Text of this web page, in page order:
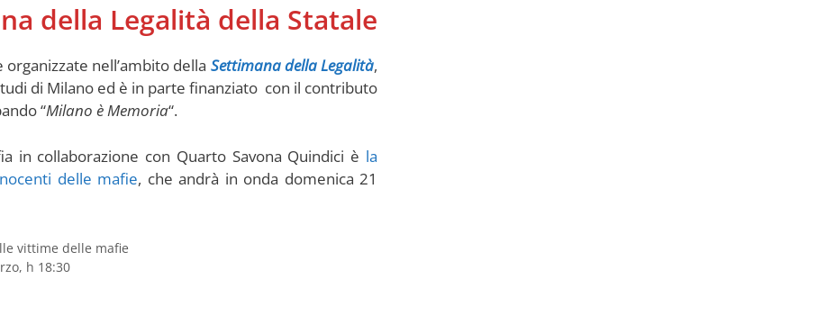
della Legalità della Statale
nell’ambito della Settimana della Legalità,
di Milano ed è in parte finanziato con il contributo
“Milano è Memoria“.
in collaborazione con Quarto Savona Quindici è la
delle mafie, che andrà in onda domenica 21
vittime delle mafie
h 18:30